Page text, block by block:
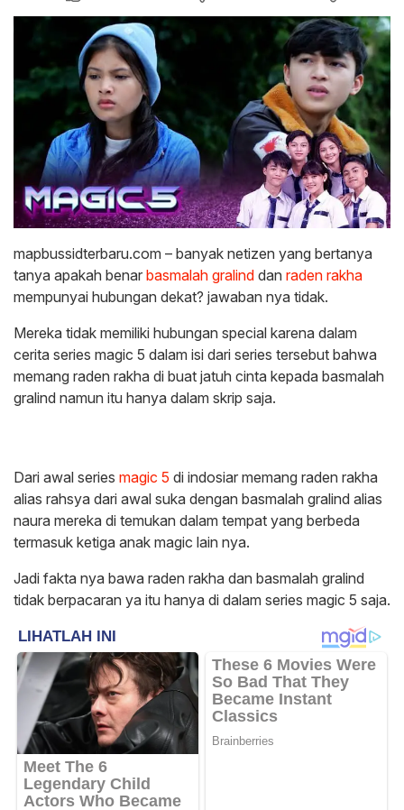
mapbussidterbaru.com – banyak netizen yang bertanya
tanya apakah benar basmalah gralind dan raden rakha
mempunyai hubungan dekat? jawaban nya tidak.
Mereka tidak memiliki hubungan special karena dalam
cerita series magic 5 dalam isi dari series tersebut bahwa
memang raden rakha di buat jatuh cinta kepada basmalah
gralind namun itu hanya dalam skrip saja.
Dari awal series magic 5 di indosiar memang raden rakha
alias rahsya dari awal suka dengan basmalah gralind alias
naura mereka di temukan dalam tempat yang berbeda
termasuk ketiga anak magic lain nya.
Jadi fakta nya bawa raden rakha dan basmalah gralind
tidak berpacaran ya itu hanya di dalam series magic 5 saja.